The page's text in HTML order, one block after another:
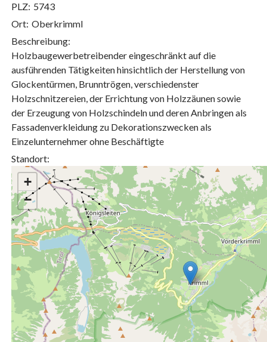
PLZ: 5743
Ort: Oberkrimml
Beschreibung:
Holzbaugewerbetreibender eingeschränkt auf die
ausführenden Tätigkeiten hinsichtlich der Herstellung von
Glockentürmen, Brunntrögen, verschiedenster
Holzschnitzereien, der Errichtung von Holzzäunen sowie
der Erzeugung von Holzschindeln und deren Anbringen als
Fassadenverkleidung zu Dekorationszwecken als
Einzelunternehmer ohne Beschäftigte
Standort:
+
−